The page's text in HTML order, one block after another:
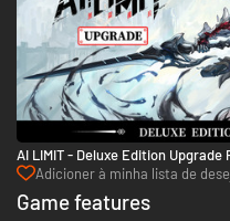
AI LIMIT - Deluxe Edition Upgrade
PC (Steam)
Adicioner à minha lista de
Game features